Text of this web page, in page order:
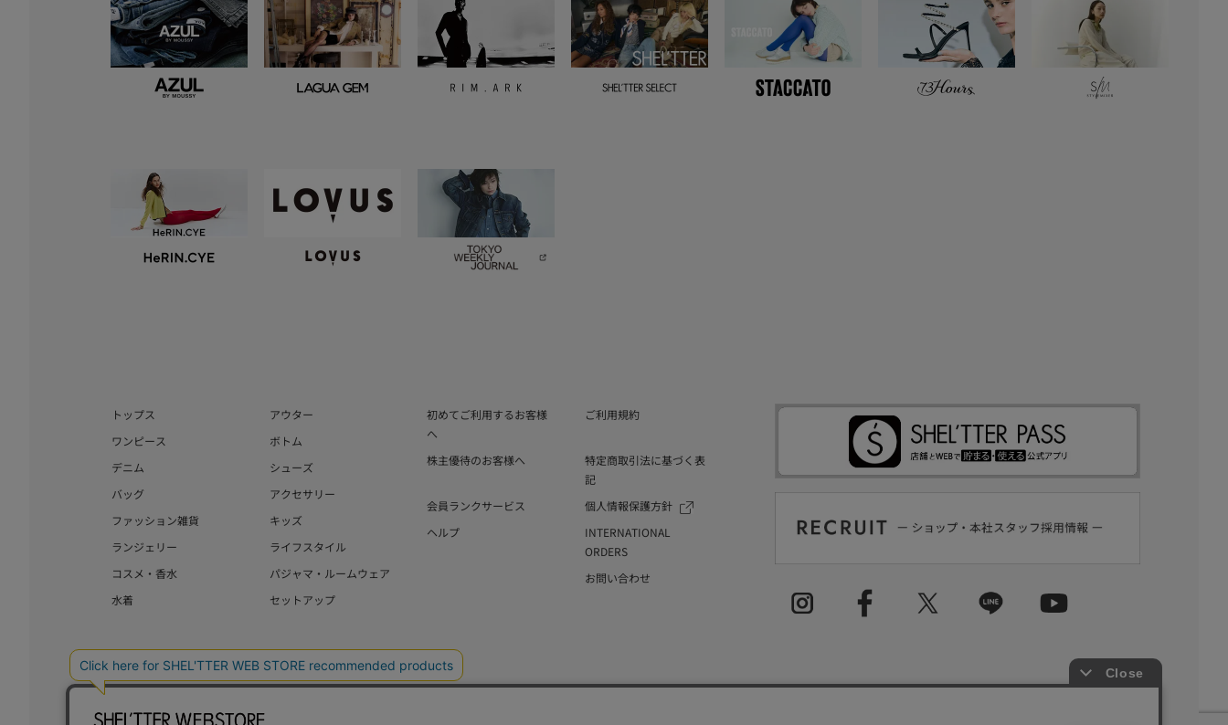
トップス
アウター
ワンピース
ボトム
デニム
シューズ
バッグ
アクセサリー
ファッション雑貨
キッズ
ランジェリー
ライフスタイル
コスメ・香水
パジャマ・ルームウェア
水着
セットアップ
初めてご利用するお客様
へ
ご利用規約
株主優待のお客様へ
特定商取引法に基づく表
記
会員ランクサービス
個人情報保護方針
ヘルプ
INTERNATIONAL
ORDERS
お問い合わせ